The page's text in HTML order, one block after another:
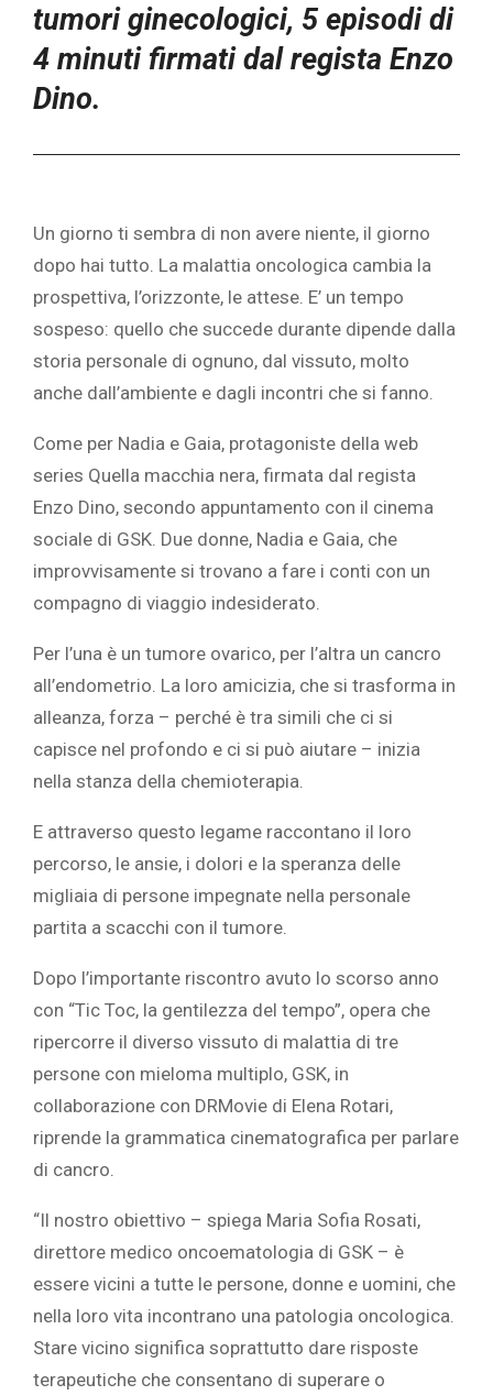
tumori ginecologici, 5 episodi di
4 minuti firmati dal regista Enzo
Dino.
Un giorno ti sembra di non avere niente, il giorno
dopo hai tutto. La malattia oncologica cambia la
prospettiva, l’orizzonte, le attese. E’ un tempo
sospeso: quello che succede durante dipende dalla
storia personale di ognuno, dal vissuto, molto
anche dall’ambiente e dagli incontri che si fanno.
Come per Nadia e Gaia, protagoniste della web
series Quella macchia nera, firmata dal regista
Enzo Dino, secondo appuntamento con il cinema
sociale di GSK. Due donne, Nadia e Gaia, che
improvvisamente si trovano a fare i conti con un
compagno di viaggio indesiderato.
Per l’una è un tumore ovarico, per l’altra un cancro
all’endometrio. La loro amicizia, che si trasforma in
alleanza, forza – perché è tra simili che ci si
capisce nel profondo e ci si può aiutare – inizia
nella stanza della chemioterapia.
E attraverso questo legame raccontano il loro
percorso, le ansie, i dolori e la speranza delle
migliaia di persone impegnate nella personale
partita a scacchi con il tumore.
Dopo l’importante riscontro avuto lo scorso anno
con “Tic Toc, la gentilezza del tempo”, opera che
ripercorre il diverso vissuto di malattia di tre
persone con mieloma multiplo, GSK, in
collaborazione con DRMovie di Elena Rotari,
riprende la grammatica cinematografica per parlare
di cancro.
“Il nostro obiettivo – spiega Maria Sofia Rosati,
direttore medico oncoematologia di GSK – è
essere vicini a tutte le persone, donne e uomini, che
nella loro vita incontrano una patologia oncologica.
Stare vicino significa soprattutto dare risposte
terapeutiche che consentano di superare o